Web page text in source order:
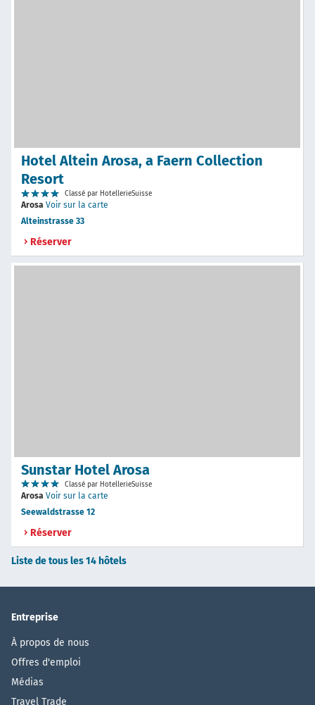
Hotel Altein Arosa, a Faern Collection
Resort
Classé par HotellerieSuisse
Arosa Voir sur la carte
Alteinstrasse 33
Réserver
Sunstar Hotel Arosa
Classé par HotellerieSuisse
Arosa Voir sur la carte
Seewaldstrasse 12
Réserver
Liste de tous les 14 hôtels
Entreprise
À propos de nous
Offres d'emploi
Médias
Travel Trade